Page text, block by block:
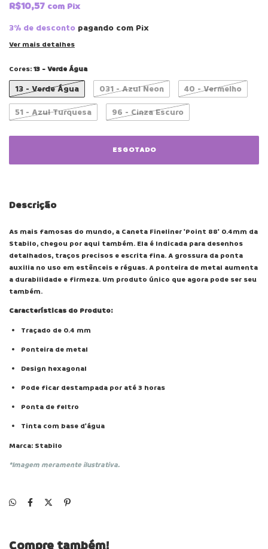
R$10,57 com Pix
3% de desconto pagando com Pix
Ver mais detalhes
Cores:13 - Verde Água
13 - Verde Água 031 - Azul Neon 40 - Vermelho
51 - Azul Turquesa 96 - Cinza Escuro
Descrição
As mais famosas do mundo, a Caneta Fineliner 'Point 88' 0.4mm da
Stabilo, chegou por aqui também. Ela é Indicada para desenhos
detalhados, traços precisos e escrita fina. A grossura da ponta
auxilia no uso em estênceis e réguas. A ponteira de metal aumenta
a durabilidade e firmeza. Um produto único que agora pode ser seu
também.
Características do Produto:
Traçado de 0.4 mm
Ponteira de metal
Design hexagonal
Pode ficar destampada por até 3 horas
Ponta de feltro
Tinta com base d'água
Marca: Stabilo
*Imagem meramente ilustrativa.